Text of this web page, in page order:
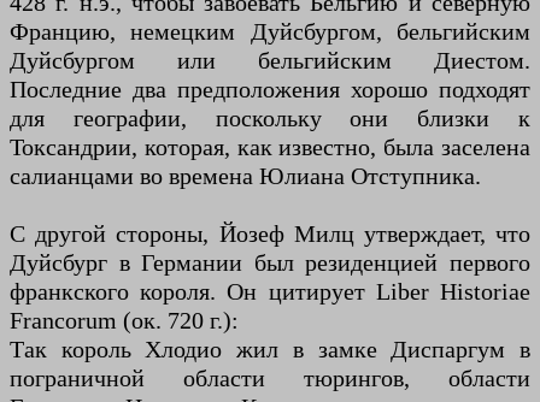
Францию, немецким Дуйсбургом, бельгийским
Дуйсбургом или бельгийским Диестом.
Последние два предположения хорошо подходят
для географии, поскольку они близки к
Токсандрии, которая, как известно, была заселена
салианцами во времена Юлиана Отступника.
С другой стороны, Йозеф Милц утверждает, что
Дуйсбург в Германии был резиденцией первого
франкского короля. Он цитирует Liber Historiae
Francorum (ок. 720 г.):
Так король Хлодио жил в замке Диспаргум в
пограничной области тюрингов, области